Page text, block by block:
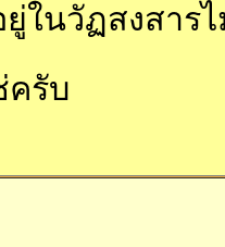
ยู่ในวัฏสงสาร
รับ